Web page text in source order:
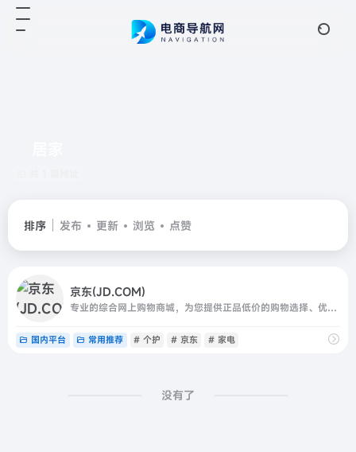
排序 发布 更新 浏览 点赞
京东(JD.COM)
专业的综合网上购物商城，为您提供正品低价的购物选择、优质便捷的服务体验。商品来自全球数十万品牌商家，囊括家电、手机、电脑、服装、居家、母婴、美妆、个护、食品、生鲜等丰富品类，满足各种购物需求。
国内平台 常用推荐 # 个护 # 京东 # 家电
没有了